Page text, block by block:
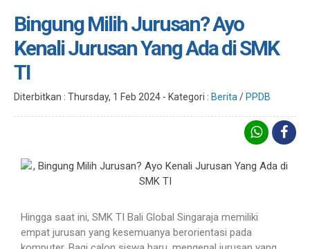
Bingung Milih Jurusan? Ayo
Kenali Jurusan Yang Ada di SMK
TI
Diterbitkan : Thursday, 1 Feb 2024 - Kategori : Berita / PPDB
Hingga saat ini, SMK TI Bali Global Singaraja memiliki
empat jurusan yang kesemuanya berorientasi pada